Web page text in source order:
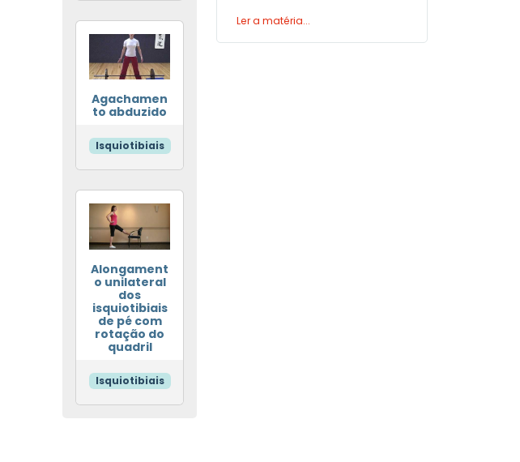
Agachamen
to abduzido
Isquiotibiais
Alongament
o unilateral
dos
isquiotibiais
de pé com
rotação do
quadril
Isquiotibiais
Ler a matéria...